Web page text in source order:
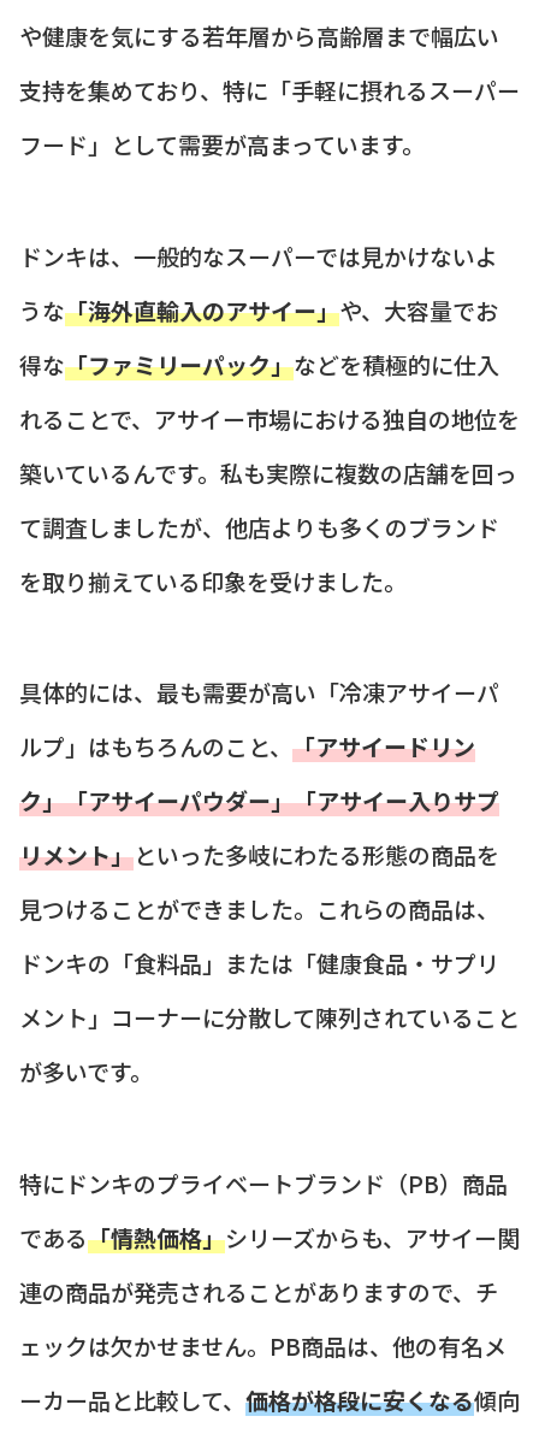
や健康を気にする若年層から高齢層まで幅広い
支持を集めており、特に「手軽に摂れるスーパー
フード」として需要が高まっています。
ドンキは、一般的なスーパーでは見かけないよ
うな「海外直輸入のアサイー」や、大容量でお
得な「ファミリーパック」などを積極的に仕入
れることで、アサイー市場における独自の地位を
築いているんです。私も実際に複数の店舗を回っ
て調査しましたが、他店よりも多くのブランド
を取り揃えている印象を受けました。
具体的には、最も需要が高い「冷凍アサイーパ
ルプ」はもちろんのこと、 「アサイードリン
ク」「アサイーパウダー」「アサイー入りサプ
リメント」といった多岐にわたる形態の商品を
見つけることができました。これらの商品は、
ドンキの「食料品」または「健康食品・サプリ
メント」コーナーに分散して陳列されていること
が多いです。
特にドンキのプライベートブランド（PB）商品
である「情熱価格」シリーズからも、アサイー関
連の商品が発売されることがありますので、チ
ェックは欠かせません。PB商品は、他の有名メ
ーカー品と比較して、 価格が格段に安くなる傾向